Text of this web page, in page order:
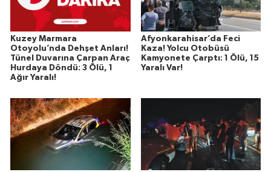
Kuzey Marmara
Otoyolu’nda Dehşet Anları!
Tünel Duvarına Çarpan Araç
Hurdaya Döndü: 3 Ölü, 1
Ağır Yaralı!
Afyonkarahisar’da Feci
Kaza! Yolcu Otobüsü
Kamyonete Çarptı: 1 Ölü, 15
Yaralı Var!